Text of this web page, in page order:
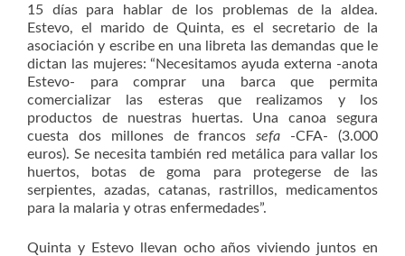
15 días para hablar de los problemas de la aldea.
Estevo, el marido de Quinta, es el secretario de la
asociación y escribe en una libreta las demandas que le
dictan las mujeres: “Necesitamos ayuda externa -anota
Estevo- para comprar una barca que permita
comercializar las esteras que realizamos y los
productos de nuestras huertas. Una canoa segura
cuesta dos millones de francossefa -CFA- (3.000
euros). Se necesita también red metálica para vallar los
huertos, botas de goma para protegerse de las
serpientes, azadas, catanas, rastrillos, medicamentos
para la malaria y otras enfermedades”.
Quinta y Estevo llevan ocho años viviendo juntos en